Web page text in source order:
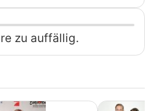
zu auffällig.